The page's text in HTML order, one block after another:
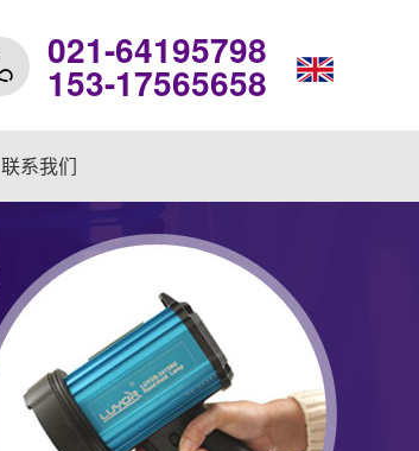
021-64195798
153-17565658
联系我们